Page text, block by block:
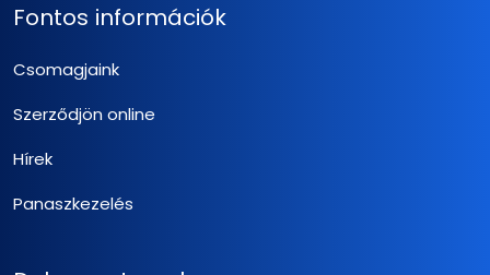
Fontos információk
Csomagjaink
Szerződjön online
Hírek
Panaszkezelés